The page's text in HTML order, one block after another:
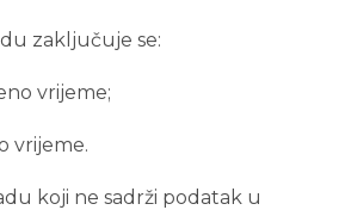
zaključuje se:
vrijeme;
vrijeme.
koji ne sadrži podatak u